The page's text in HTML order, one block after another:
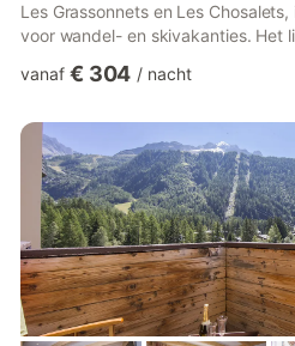
Les Grassonnets en Les
voor wandel- en skivakanties. Het
skilift van Grands Montets en op 12
met drie verdiepingen straalt
een skichalet uit, met zijn gezellige
vanaf € 304 / nacht